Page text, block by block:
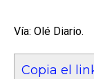
Vía: Olé Diario.
Copia el